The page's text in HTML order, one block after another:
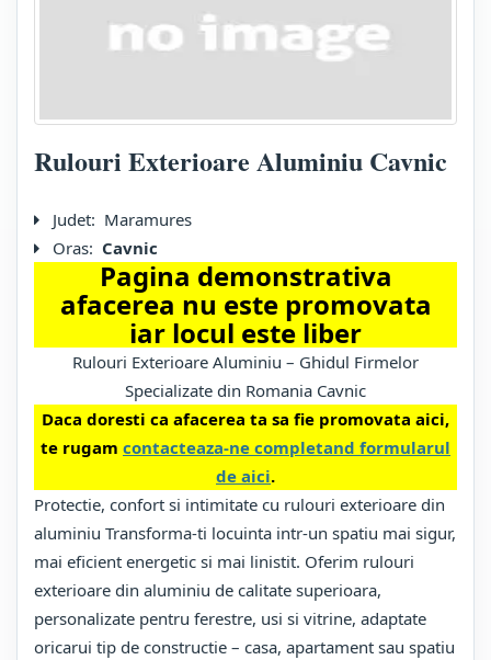
Rulouri Exterioare Aluminiu Cavnic
Judet: Maramures
Oras: Cavnic
Pagina demonstrativa
afacerea nu este promovata
iar locul este liber
Rulouri Exterioare Aluminiu – Ghidul Firmelor
Specializate din Romania Cavnic
Daca doresti ca afacerea ta sa fie promovata aici,
te rugam contacteaza-ne completand formularul
de aici.
Protectie, confort si intimitate cu rulouri exterioare din
aluminiu Transforma-ti locuinta intr-un spatiu mai sigur,
mai eficient energetic si mai linistit. Oferim rulouri
exterioare din aluminiu de calitate superioara,
personalizate pentru ferestre, usi si vitrine, adaptate
oricarui tip de constructie – casa, apartament sau spatiu